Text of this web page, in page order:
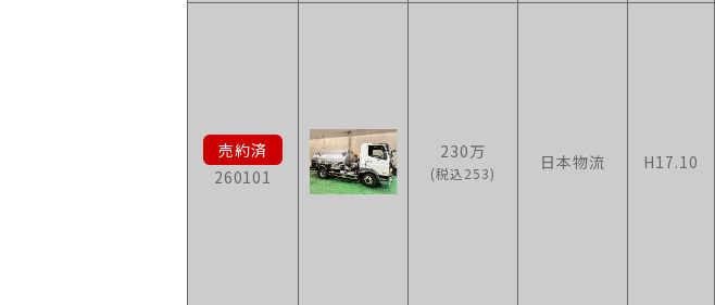
260101
230万
(税込253)
日本物流 H17.10